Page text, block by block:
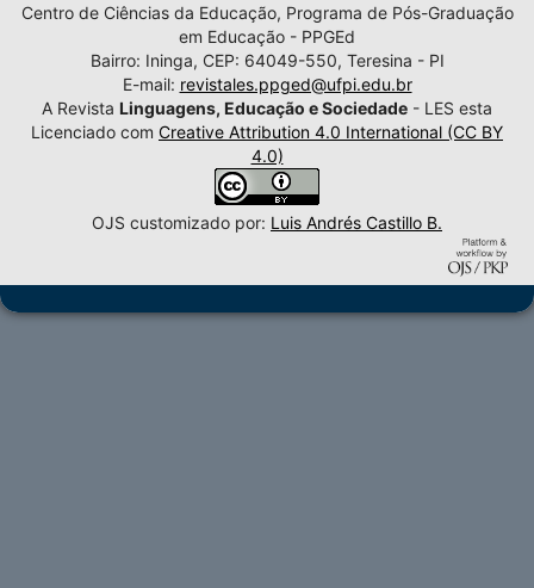
Centro de Ciências da Educação, Programa de Pós-Graduação
em Educação - PPGEd
Bairro: Ininga, CEP: 64049-550, Teresina - PI
E-mail: revistales.ppged@ufpi.edu.br
A Revista Linguagens, Educação e Sociedade - LES esta
Licenciado com Creative Attribution 4.0 International (CC BY
4.0)
OJS customizado por: Luis Andrés Castillo B.